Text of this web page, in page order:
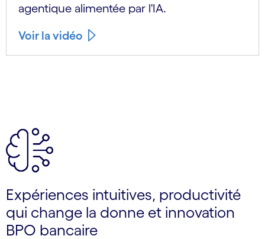
agentique alimentée par l'IA.
Voir la vidéo
Expériences intuitives, productivité
qui change la donne et innovation
BPO bancaire